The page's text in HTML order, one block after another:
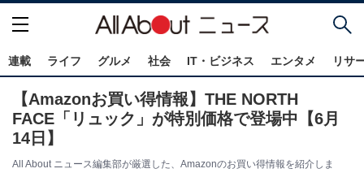
連載 ライフ グルメ 社会 IT・ビジネス エンタメ リサ
【Amazonお買い得情報】THE NORTH
FACE「リュック」が特別価格で登場中【6月
14日】
All About ニュース編集部が厳選した、Amazonのお買い得情報を紹介しま